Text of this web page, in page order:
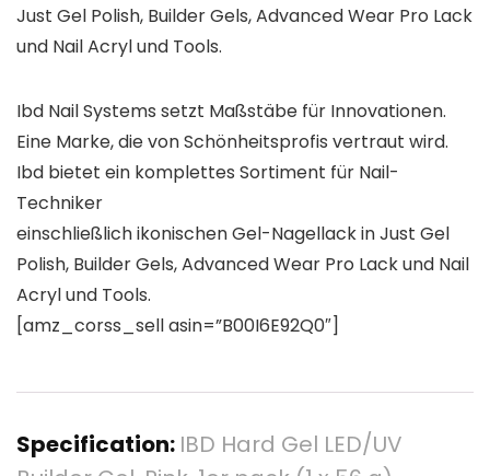
Just Gel Polish, Builder Gels, Advanced Wear Pro Lack
und Nail Acryl und Tools.
Ibd Nail Systems setzt Maßstäbe für Innovationen.
Eine Marke, die von Schönheitsprofis vertraut wird.
Ibd bietet ein komplettes Sortiment für Nail-
Techniker
einschließlich ikonischen Gel-Nagellack in Just Gel
Polish, Builder Gels, Advanced Wear Pro Lack und Nail
Acryl und Tools.
[amz_corss_sell asin=”B00I6E92Q0″]
Specification: IBD Hard Gel LED/UV